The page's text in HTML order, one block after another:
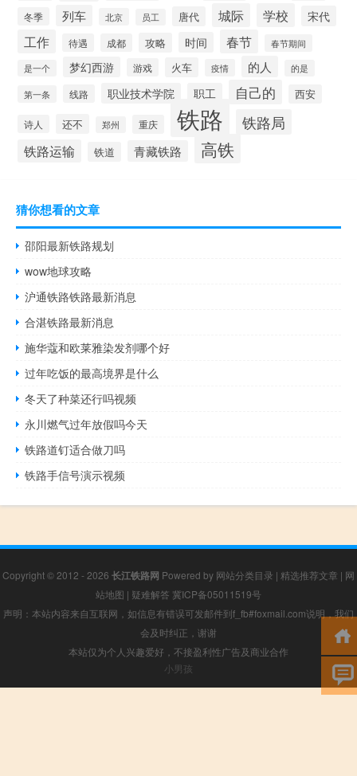
冬季 列车 北京 员工 唐代 城际 学校 宋代
工作 待遇 成都 攻略 时间 春节 春节期间
是一个 梦幻西游 游戏 火车 疫情 的人 的是
第一条 线路 职业技术学院 职工 自己的 西安
诗人 还不 郑州 重庆 铁路 铁路局
铁路运输 铁道 青藏铁路 高铁
猜你想看的文章
邵阳最新铁路规划
wow地球攻略
沪通铁路铁路最新消息
合湛铁路最新消息
施华蔻和欧莱雅染发剂哪个好
过年吃饭的最高境界是什么
冬天了种菜还行吗视频
永川燃气过年放假吗今天
铁路道钉适合做刀吗
铁路手信号演示视频
Copyright © 2012 - 2026 长江铁路网 Powered by 网站分类目录 | 精选推荐文章 | 网
站地图 | 疑难解答 冀ICP备05011519号
声明：本站内容来自互联网，如信息有错误可发邮件到f_fb#foxmail.com说明，我们
会及时纠正，谢谢
本站仅为个人兴趣爱好，不接盈利性广告及商业合作
小男孩